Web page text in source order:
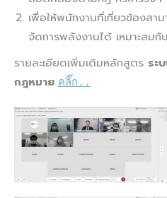
เพื่อให้พนักงานที่เกี่ยวข้องสา
จัดการพลังงานได้ เหมาะสมกั
รายละเอียดเพิ่มเติมหลักสูตร ระ
กฎหมาย คลิ๊ก..